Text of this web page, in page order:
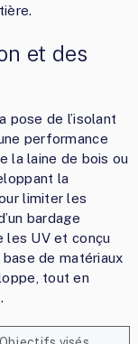
et des
pose de l’isolant
performance
la laine de bois ou
la
limiter les
bardage
les UV et conçu
de matériaux
tout en